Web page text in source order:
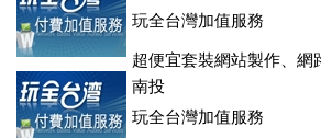
玩全台灣加值服務
超便宜套裝網站製作、網
登、訂房系統、客房委託旅行社銷售，全
南投
玩全台灣加值服務